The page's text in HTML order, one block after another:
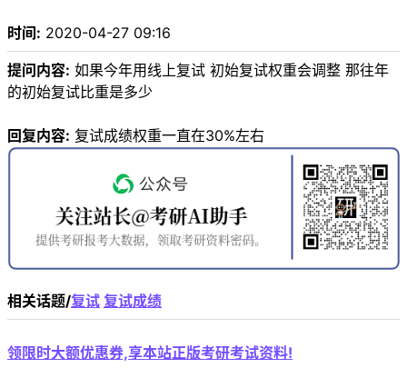
时间: 2020-04-27 09:16
提问内容: 如果今年用线上复试 初始复试权重会调整 那往年
的初始复试比重是多少
回复内容: 复试成绩权重一直在30%左右
相关话题/复试 复试成绩
领限时大额优惠券,享本站正版考研考试资料!